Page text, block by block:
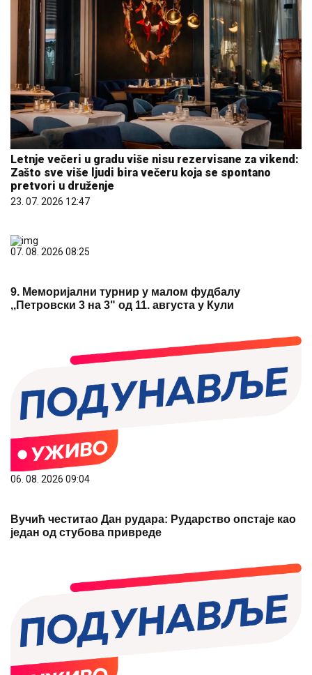
Letnje večeri u gradu više nisu rezervisane za vikend:
Zašto sve više ljudi bira večeru koja se spontano
pretvori u druženje
23. 07. 2026 12:47
07. 08. 2026 08:25
9. Меморијални турнир у малом фудбалу
,,Петровски 3 на 3" од 11. августа у Кули
06. 08. 2026 09:04
Вучић честитао Дан рудара: Рударство опстаје као
један од стубова привреде